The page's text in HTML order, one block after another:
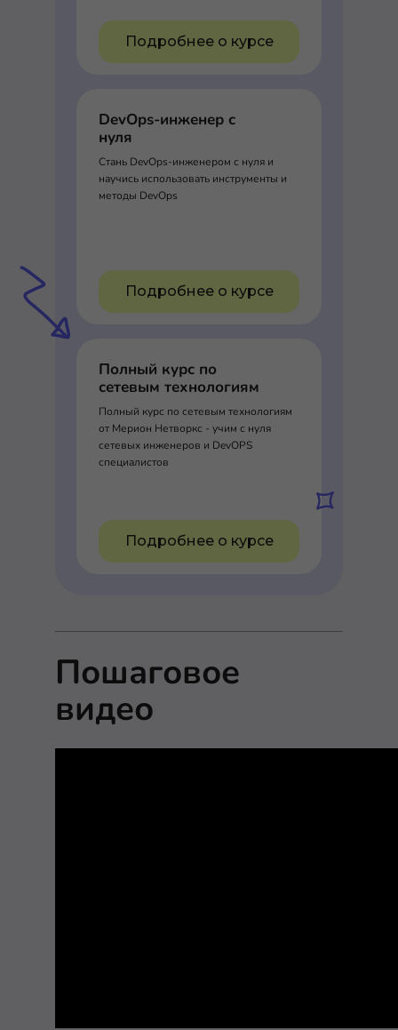
Подробнее о курсе
DevOps-инженер с
нуля
Стань DevOps-инженером с нуля и
научись использовать инструменты и
методы DevOps
Подробнее о курсе
Полный курс по
сетевым технологиям
Полный курс по сетевым технологиям
от Мерион Нетворкс - учим с нуля
сетевых инженеров и DevOPS
специалистов
Подробнее о курсе
Пошаговое
видео